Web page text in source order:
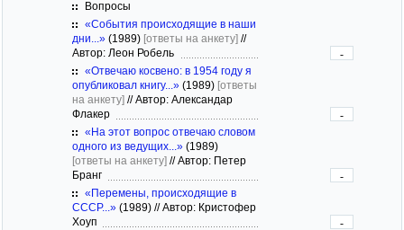
Вопросы
«События происходящие в наши
дни...» (1989) [ответы на анкету] //
Автор: Леон Робель
-
«Отвечаю косвено: в 1954 году я
опубликовал книгу...» (1989) [ответы
на анкету] //Автор: Александар
Флакер
-
«На этот вопрос отвечаю словом
одного из ведущих...» (1989)
[ответы на анкету] //Автор: Петер
Бранг
-
«Перемены, происходящие в
СССР...» (1989) //Автор: Кристофер
Хоуп
-